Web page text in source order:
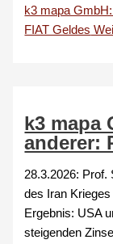
k3 mapa
FIAT Geldes
k3 mapa
anderer:
28.3.2026: Prof.
des Iran
Ergebnis: USA
steigenden